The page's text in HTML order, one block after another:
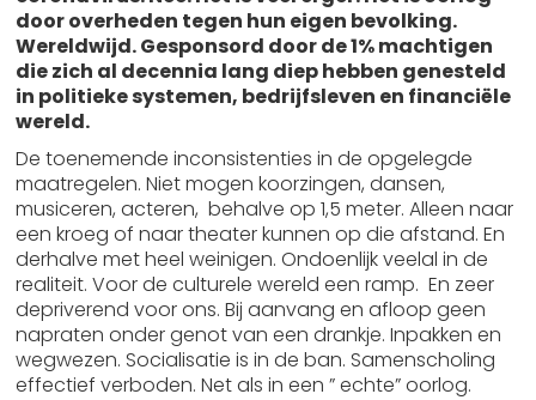
door overheden tegen hun eigen bevolking.
Wereldwijd. Gesponsord door de 1% machtigen
die zich al decennia lang diep hebben genesteld
in politieke systemen, bedrijfsleven en financiële
wereld.
De toenemende inconsistenties in de opgelegde
maatregelen. Niet mogen koorzingen, dansen,
musiceren, acteren, behalve op 1,5 meter. Alleen naar
een kroeg of naar theater kunnen op die afstand. En
derhalve met heel weinigen. Ondoenlijk veelal in de
realiteit. Voor de culturele wereld een ramp. En zeer
depriverend voor ons. Bij aanvang en afloop geen
napraten onder genot van een drankje. Inpakken en
wegwezen. Socialisatie is in de ban. Samenscholing
effectief verboden. Net als in een ” echte” oorlog.